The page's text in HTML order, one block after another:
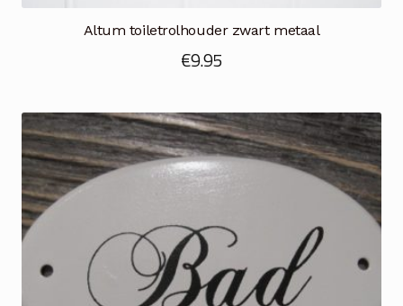
Altum toiletrolhouder zwart metaal
€9.95